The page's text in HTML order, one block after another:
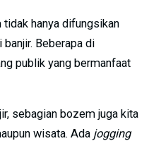
hanya difungsikan
Beberapa di
publik yang bermanfaat
sebagian bozem juga kita
wisata. Ada jogging